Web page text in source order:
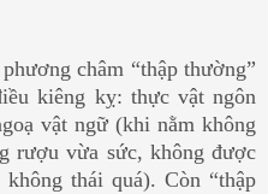
châm “thập thường”
kiêng kỵ: thực vật ngôn
vật ngữ (khi nằm không
rượu vừa sức, không được
thái quá). Còn “thập